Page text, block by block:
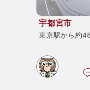
宇都宮市
東京駅から約